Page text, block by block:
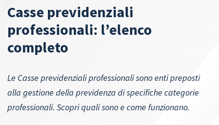
Casse previdenziali
professionali: l’elenco
completo
Le Casse previdenziali professionali sono enti preposti
alla gestione della previdenza di specifiche categorie
professionali. Scopri quali sono e come funzionano.